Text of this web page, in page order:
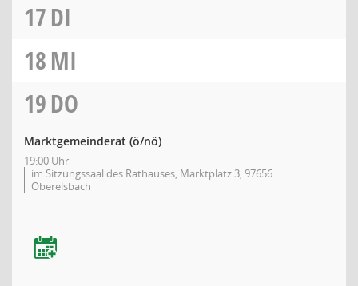
17DI
18MI
19DO
Marktgemeinderat (ö/nö)
19:00 Uhr
im Sitzungssaal des Rathauses, Marktplatz 3, 97656
Oberelsbach